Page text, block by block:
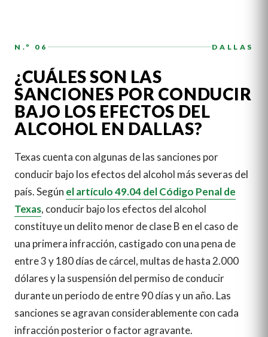
N.º 06 DALLAS
¿CUÁLES SON LAS
SANCIONES POR CONDUCIR
BAJO LOS EFECTOS DEL
ALCOHOL EN DALLAS?
Texas cuenta con algunas de las sanciones por
conducir bajo los efectos del alcohol más severas del
país. Según el artículo 49.04 del Código Penal de
Texas, conducir bajo los efectos del alcohol
constituye un delito menor de clase B en el caso de
una primera infracción, castigado con una pena de
entre 3 y 180 días de cárcel, multas de hasta 2.000
dólares y la suspensión del permiso de conducir
durante un periodo de entre 90 días y un año. Las
sanciones se agravan considerablemente con cada
infracción posterior o factor agravante.